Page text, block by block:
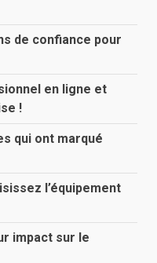
de confiance pour
en ligne et
!
qui ont marqué
l’équipement
impact sur le